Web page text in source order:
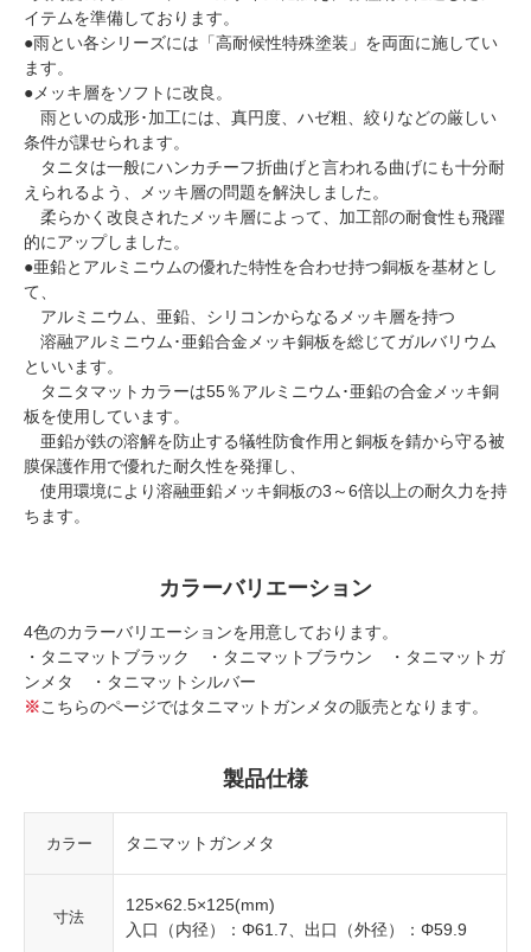
イテムを準備しております。
●雨とい各シリーズには「高耐候性特殊塗装」を両面に施してい
ます。
●メッキ層をソフトに改良。
雨といの成形･加工には、真円度、ハゼ粗、絞りなどの厳しい
条件が課せられます。
タニタは一般にハンカチーフ折曲げと言われる曲げにも十分耐
えられるよう、メッキ層の問題を解決しました。
柔らかく改良されたメッキ層によって、加工部の耐食性も飛躍
的にアップしました。
●亜鉛とアルミニウムの優れた特性を合わせ持つ銅板を基材とし
て、
アルミニウム、亜鉛、シリコンからなるメッキ層を持つ
溶融アルミニウム･亜鉛合金メッキ銅板を総じてガルバリウム
といいます。
タニタマットカラーは55％アルミニウム･亜鉛の合金メッキ銅
板を使用しています。
亜鉛が鉄の溶解を防止する犠牲防食作用と銅板を錆から守る被
膜保護作用で優れた耐久性を発揮し、
使用環境により溶融亜鉛メッキ銅板の3～6倍以上の耐久力を持
ちます。
カラーバリエーション
4色のカラーバリエーションを用意しております。
・タニマットブラック ・タニマットブラウン ・タニマットガ
ンメタ ・タニマットシルバー
※こちらのページではタニマットガンメタの販売となります。
製品仕様
カラー タニマットガンメタ
寸法
125×62.5×125(mm)
入口（内径）：Φ61.7、出口（外径）：Φ59.9